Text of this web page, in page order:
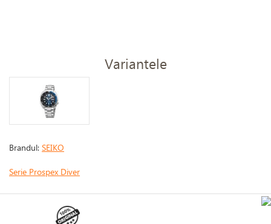
Variantele
Brandul: SEIKO
Serie Prospex Diver